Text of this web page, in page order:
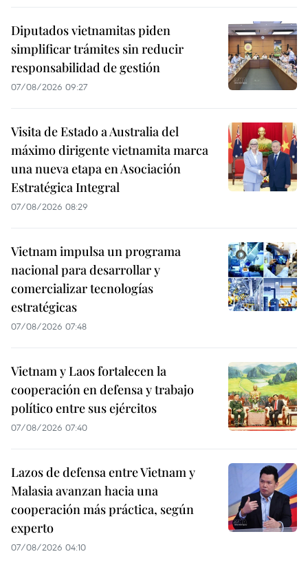
Diputados vietnamitas piden
simplificar trámites sin reducir
responsabilidad de gestión
07/08/2026 09:27
Visita de Estado a Australia del
máximo dirigente vietnamita marca
una nueva etapa en Asociación
Estratégica Integral
07/08/2026 08:29
Vietnam impulsa un programa
nacional para desarrollar y
comercializar tecnologías
estratégicas
07/08/2026 07:48
Vietnam y Laos fortalecen la
cooperación en defensa y trabajo
político entre sus ejércitos
07/08/2026 07:40
Lazos de defensa entre Vietnam y
Malasia avanzan hacia una
cooperación más práctica, según
experto
07/08/2026 04:10